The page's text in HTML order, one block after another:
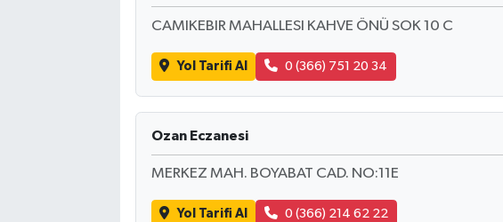
CAMIKEBIR MAHALLESI KAHVE ÖNÜ SOK 10 C
Yol Tarifi Al 0 (366) 751 20 34
Ozan Eczanesi
MERKEZ MAH. BOYABAT CAD. NO:11E
Yol Tarifi Al 0 (366) 214 62 22